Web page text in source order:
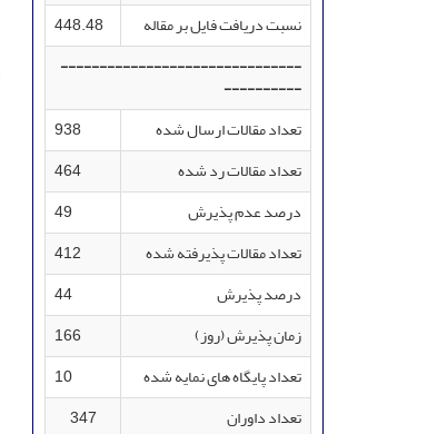
نسبت دریافت فایل بر مقاله
448.48
-------------------------------
----------
تعداد مقالات ارسال شده
938
تعداد مقالات رد شده
464
درصد عدم پذیرش
49
تعداد مقالات پذیرفته شده
412
درصد پذیرش
44
زمان پذیرش (روز)
166
تعداد پایگاه های نمایه شده
10
تعداد داوران
347